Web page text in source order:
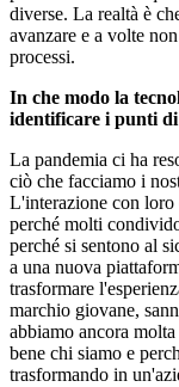
diverse. La realtà è
avanzare e a volte
processi.
In che modo la
identificare i punti di
La pandemia ci ha
ciò che facciamo i
L'interazione con loro
perché molti
perché si sentono al
a una nuova
trasformare
marchio giovane,
abbiamo ancora
bene chi siamo e
trasformando in